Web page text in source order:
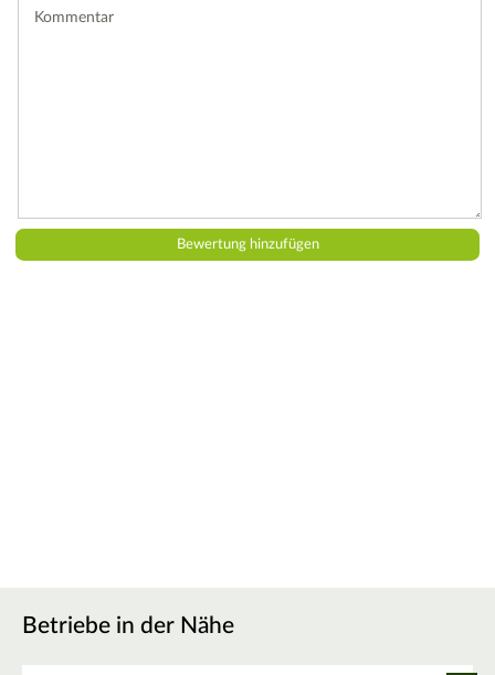
Betriebe in der Nähe